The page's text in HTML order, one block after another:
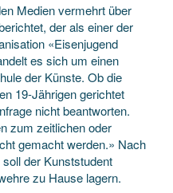
Medien vermehrt über
der als einer der
«Eisenjugend
es sich um einen
der Künste. Ob die
19-Jährigen gerichtet
nicht beantworten.
zum zeitlichen oder
gemacht werden.» Nach
der Kunststudent
zu Hause lagern.